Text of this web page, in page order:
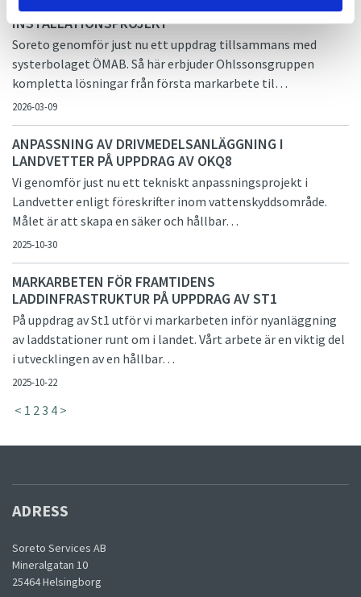
SORETO OCH ÖMAB I GEMENSAMT
INSTALLATIONSPROJEKT
Soreto genomför just nu ett uppdrag tillsammans med
systerbolaget ÖMAB. Så här erbjuder Ohlssonsgruppen
kompletta lösningar från första markarbete til…
2026-03-09
ANPASSNING AV DRIVMEDELSANLÄGGNING I
LANDVETTER PÅ UPPDRAG AV OKQ8
Vi genomför just nu ett tekniskt anpassningsprojekt i
Landvetter enligt föreskrifter inom vattenskyddsområde.
Målet är att skapa en säker och hållbar…
2025-10-30
MARKARBETEN FÖR FRAMTIDENS
LADDINFRASTRUKTUR PÅ UPPDRAG AV ST1
På uppdrag av St1 utför vi markarbeten inför nyanläggning
av laddstationer runt om i landet. Vårt arbete är en viktig del
i utvecklingen av en hållbar…
2025-10-22
< 1 23 4 >
ADRESS
Soreto Services AB
Mineralgatan 10
25464 Helsingborg